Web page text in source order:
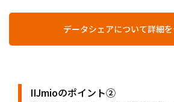
データシェアについて詳細
IIJmioのポイント②